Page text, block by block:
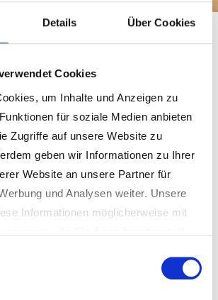
Details Über Cookies
Cookies
um Inhalte und Anzeigen zu
für soziale Medien anbieten
Zugriffe auf unsere Website zu
geben wir Informationen zu Ihrer
Website an unsere Partner für
und Analysen weiter. Unsere
Informationen möglicherweise mit
können Sie die Wahlergebnisse der
Bundestagswahl/